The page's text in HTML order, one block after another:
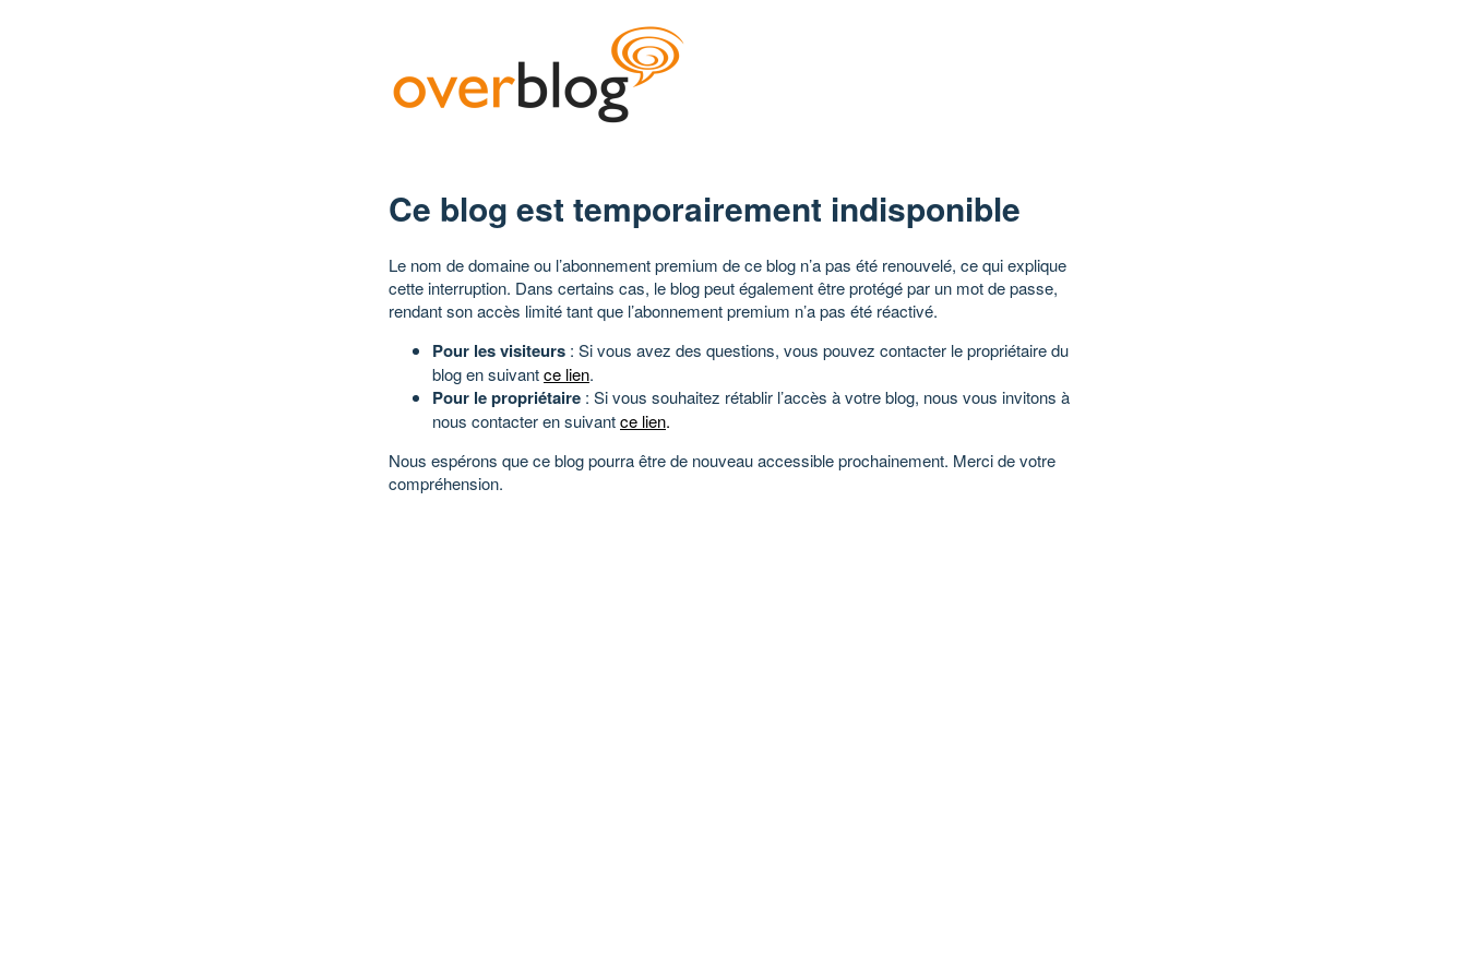
Ce blog est temporairement indisponible
Le nom de domaine ou l’abonnement premium de ce blog n’a pas été renouvelé, ce qui explique
cette interruption. Dans certains cas, le blog peut également être protégé par un mot de passe,
rendant son accès limité tant que l’abonnement premium n’a pas été réactivé.
Pour les visiteurs : Si vous avez des questions, vous pouvez contacter le propriétaire du
blog en suivantce lien.
Pour le propriétaire : Si vous souhaitez rétablir l’accès à votre blog, nous vous invitons à
nous contacter en suivantce lien.
Nous espérons que ce blog pourra être de nouveau accessible prochainement. Merci de votre
compréhension.